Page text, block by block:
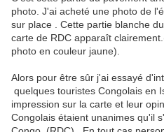
photo. J'ai acheté une photo de
sur place . Cette partie blanche
carte de RDC apparaît
photo en couleur jaune).
Alors pour être sûr j'ai essayé
quelques touristes Congolais en
impression sur la carte et leur
Congolais étaient unanimes qu'il